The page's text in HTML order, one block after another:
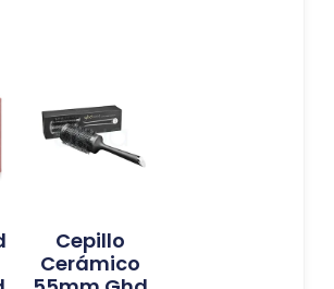
Cepillo
Cerámico